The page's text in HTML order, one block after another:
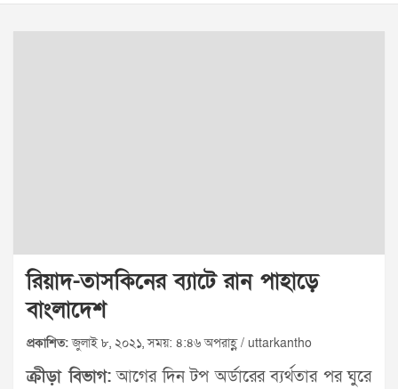
রিয়াদ-তাসকিনের ব্যাটে রান পাহাড়ে
বাংলাদেশ
প্রকাশিত:জুলাই ৮, ২০২১, সময়: ৪:৪৬ অপরাহ্ণ / uttarkantho
ক্রীড়া বিভাগ:আগের দিন টপ অর্ডারের ব্যর্থতার পর ঘুরে